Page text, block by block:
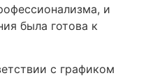
и
была готова к
с графиком